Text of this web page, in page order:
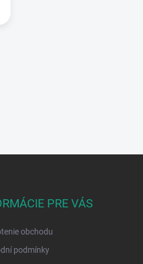
PRE VÁS
obchodu
podmínky